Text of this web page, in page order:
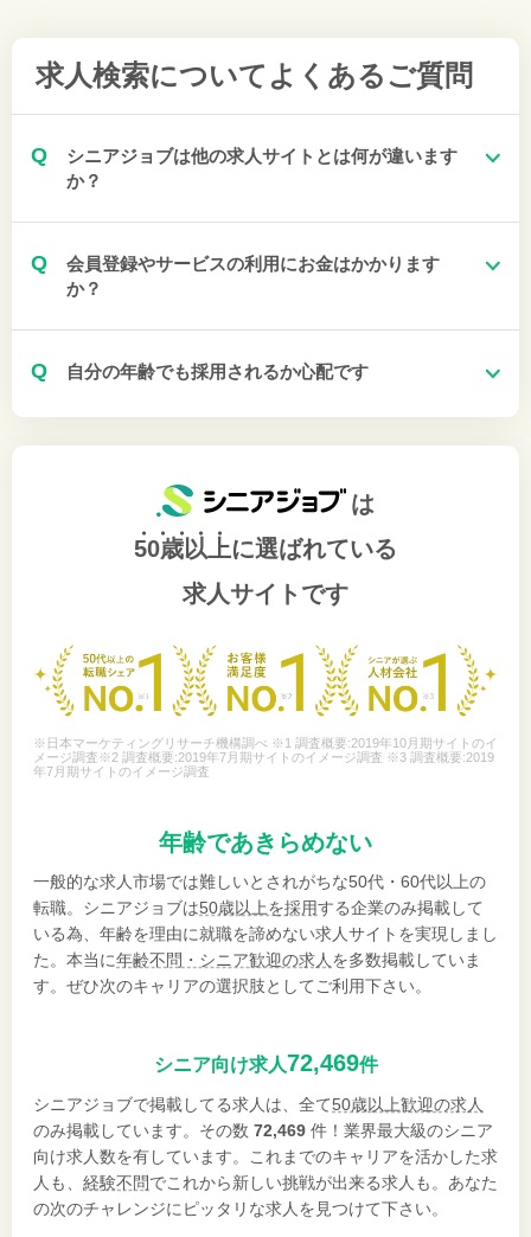
求人検索について よくあるご質問
Q
シニアジョブは他の求人サイトとは何が違います
か？
Q
会員登録やサービスの利用にお金はかかります
か？
Q 自分の年齢でも採用されるか心配です
は
50歳以上に選ばれている
求人サイトです
※日本マーケティングリサーチ機構調べ ※1 調査概要:2019年10月期サイトのイ
メージ調査※2 調査概要:2019年7月期サイトのイメージ調査 ※3 調査概要:2019
年7月期サイトのイメージ調査
年齢であきらめない
一般的な求人市場では難しいとされがちな50代・60代以上の
転職。シニアジョブは50歳以上を採用する企業のみ掲載して
いる為、年齢を理由に就職を諦めない求人サイトを実現しまし
た。本当に年齢不問・シニア歓迎の求人 を多数掲載していま
す。ぜひ次のキャリアの選択肢としてご利用下さい。
シニア向け求人72,469件
シニアジョブで掲載してる求人は、全て50歳以上歓迎の求人
のみ掲載しています。その数 72,469 件！業界最大級のシニア
向け求人数を有しています。これまでのキャリアを活かした求
人も、 経験不問でこれから新しい挑戦が出来る求人も。あなた
の次のチャレンジにピッタリな求人を見つけて下さい。